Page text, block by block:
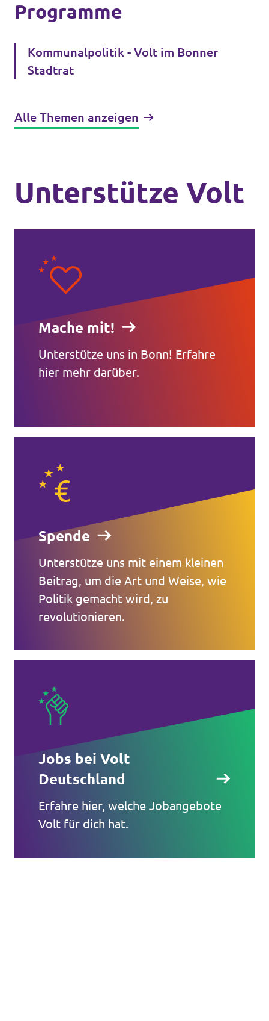
Programme
Kommunalpolitik - Volt im Bonner
Stadtrat
Alle Themen anzeigen
Unterstütze Volt
Mache mit!
Unterstütze uns in Bonn! Erfahre
hier mehr darüber.
Spende
Unterstütze uns mit einem kleinen
Beitrag, um die Art und Weise, wie
Politik gemacht wird, zu
revolutionieren.
Jobs bei Volt
Deutschland
Erfahre hier, welche Jobangebote
Volt für dich hat.